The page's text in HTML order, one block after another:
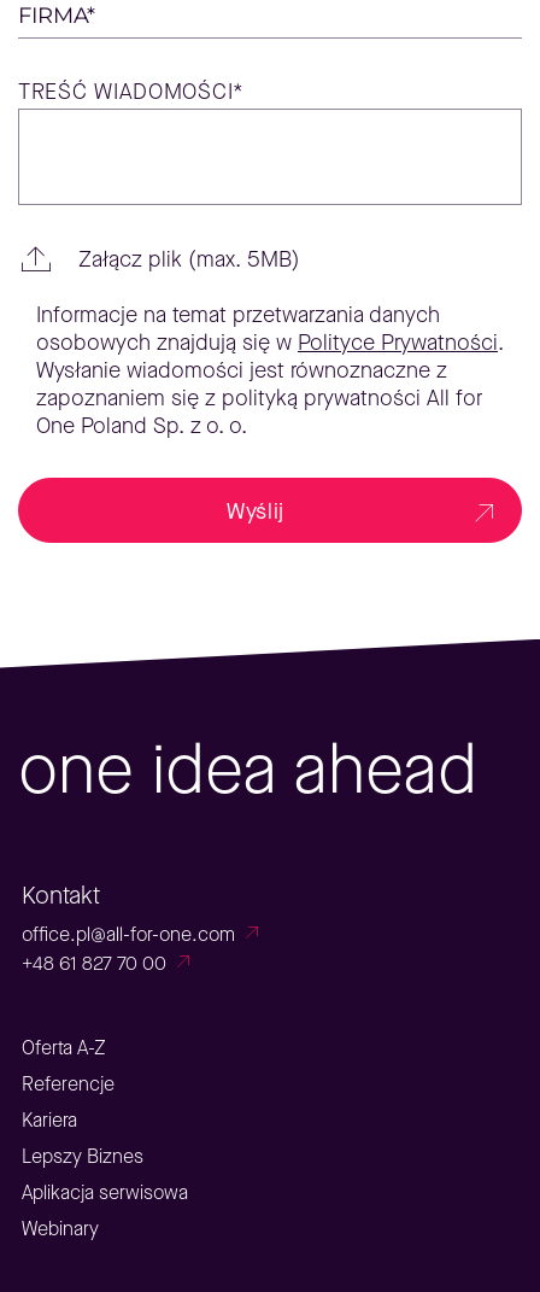
FIRMA*
TREŚĆ WIADOMOŚCI*
Załącz plik (max. 5MB)
Informacje na temat przetwarzania danych
osobowych znajdują się w Polityce Prywatności.
Wysłanie wiadomości jest równoznaczne z
zapoznaniem się z polityką prywatności All for
One Poland Sp. z o. o.
Wyślij
one idea ahead
Kontakt
office.pl@all-for-one.com
+48 61 827 70 00
Oferta A-Z
Referencje
Kariera
Lepszy Biznes
Aplikacja serwisowa
Webinary